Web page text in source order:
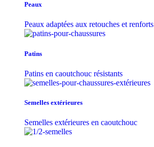
Peaux
Peaux adaptées aux retouches et renforts
Patins
Patins en caoutchouc résistants
Semelles extérieures
Semelles extérieures en caoutchouc